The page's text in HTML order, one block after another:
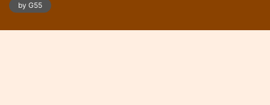
by G55